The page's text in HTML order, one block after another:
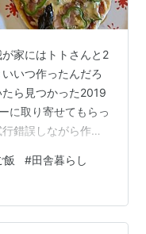
家にはトトさんと2
いつ作ったんだろ
ら見つかった2019
に取り寄せてもらっ
錯誤しながら作っ
トさんは汗びっし
はるかに美味しい
1が私に言う👩‍🦰 バ
なかったねぇ👩‍🦰
飯 #田舎暮らし